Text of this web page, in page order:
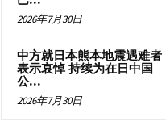
2026年7月30日
中方就日本熊本地震遇难者
表示哀悼 持续为在日中国
公...
2026年7月30日